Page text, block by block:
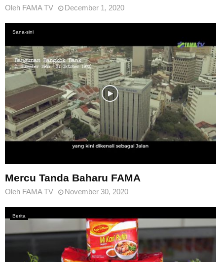
Oleh FAMA TV December 1, 2020
Sana-sini
Mercu Tanda Baharu FAMA
Oleh FAMA TV November 30, 2020
Berita